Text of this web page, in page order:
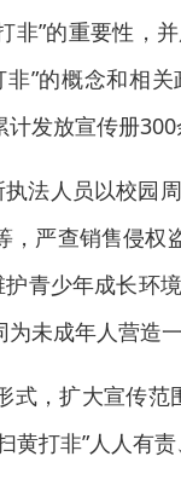
非”的重要性
”的概念和相
发放宣传册
法人员以校
严查销售侵
青少年成长
未成年人营造
，扩大宣传范
黄打非”人人有